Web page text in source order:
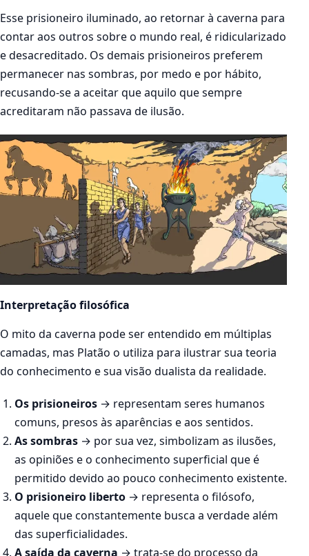
Esse prisioneiro iluminado, ao retornar à caverna para
contar aos outros sobre o mundo real, é ridicularizado
e desacreditado. Os demais prisioneiros preferem
permanecer nas sombras, por medo e por hábito,
recusando-se a aceitar que aquilo que sempre
acreditaram não passava de ilusão.
Interpretação filosófica
O mito da caverna pode ser entendido em múltiplas
camadas, mas Platão o utiliza para ilustrar sua teoria
do conhecimento e sua visão dualista da realidade.
Os prisioneiros→ representam seres humanos
comuns, presos às aparências e aos sentidos.
As sombras→ por sua vez, simbolizam as ilusões,
as opiniões e o conhecimento superficial que é
permitido devido ao pouco conhecimento existente.
O prisioneiro liberto→ representa o filósofo,
aquele que constantemente busca a verdade além
das superficialidades.
A saída da caverna → trata-se do processo da